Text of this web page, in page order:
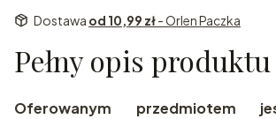
Dostawa od 10,99 zł- Orlen Paczka
Pełny opis produktu
Oferowanym przedmiotem